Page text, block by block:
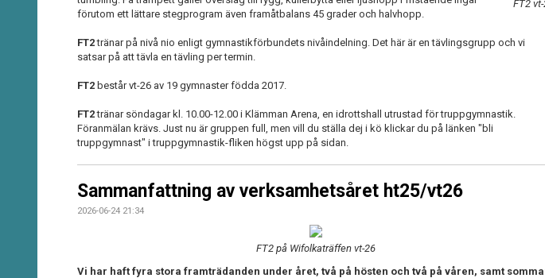
FT2
förutom ett lättare stegprogram även framåtbalans 45 grader och halvhopp.
FT2tränar på nivå nio enligt gymnastikförbundets nivåindelning. Det här är en tävlingsgrupp och vi
satsar på att tävla en tävling per termin.
FT2 består vt-26 av 19 gymnaster födda 2017.
FT2tränar söndagar kl. 10.00-12.00 i Klämman Arena, en idrottshall utrustad för truppgymnastik.
Föranmälan krävs. Just nu är gruppen full, men vill du ställa dej i kö klickar du på länken "bli
truppgymnast" i truppgymnastik-fliken högst upp på sidan.
Sammanfattning av verksamhetsåret ht25/vt26
2026-06-24 21:34
FT2 på Wifolkaträffen vt-26
Vi har haft fyra stora framträdanden under året, två på hösten och två på våren, samt